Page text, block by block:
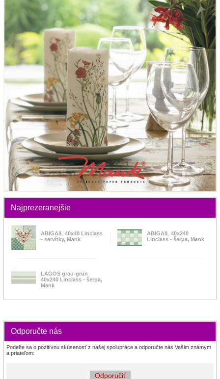
Najprezeranejšie
ABIGAIL 40x40 Linclass
- servítky, Mank
ABIGAIL 40x240
Linclass - šerpa, Mank
LAGOS grau-grün
40x240 Linclass - šerpa,
Mank
Odporučte nás
Podeľte sa o pozitívnu skúsenosť z našej spolupráce a odporučte nás Vašim známym
a priateľom:
Odporučiť